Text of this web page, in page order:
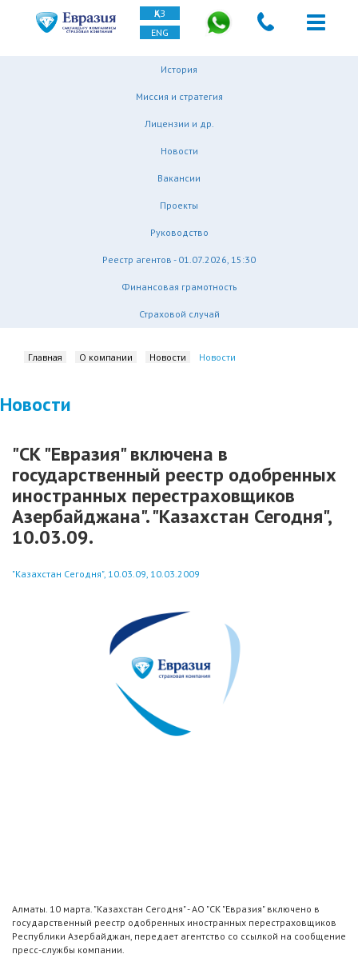
ҚАЗ
ENG
История
Миссия и стратегия
Лицензии и др.
Новости
Вакансии
Проекты
Руководство
Реестр агентов - 01.07.2026, 15:30
Финансовая грамотность
Страховой случай
Главная О компании Новости Новости
Новости
"СК "Евразия" включена в
государственный реестр одобренных
иностранных перестраховщиков
Азербайджана". "Казахстан Сегодня",
10.03.09.
"Казахстан Сегодня", 10.03.09, 10.03.2009
Алматы. 10 марта. "Казахстан Сегодня" - АО "СК "Евразия" включено в
государственный реестр одобренных иностранных перестраховщиков
Республики Азербайджан, передает агентство со ссылкой на сообщение
пресс-службы компании.